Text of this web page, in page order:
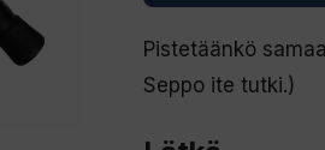
Pistetäänkö
Seppo ite tutki.)